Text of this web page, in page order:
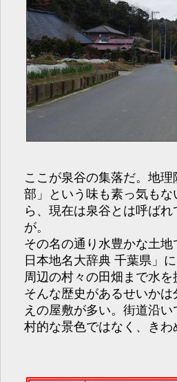
ここが泉谷の集落だ。地
部」という味も素っ気も
ら、現在は泉谷とは呼ば
が。
その名の通り水豊かな土
日本地名大辞典 千葉県」
周辺の村々の田畑まで水を
そんな歴史があるせいか
えの屋敷が多い。街道沿
村的な景色ではなく、きわ